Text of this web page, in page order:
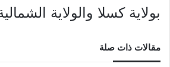
بولاية كسلا والولاية
مقالات ذات صلة